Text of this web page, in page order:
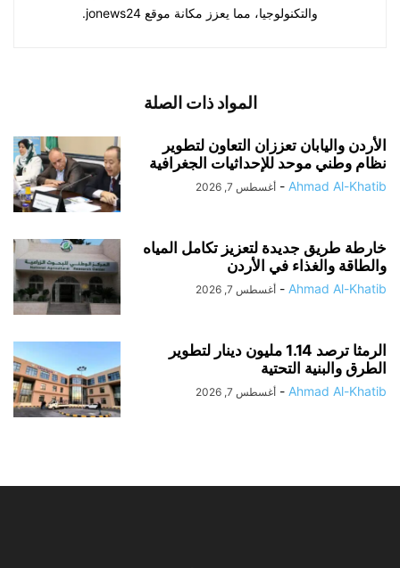
والتكنولوجيا، مما يعزز مكانة موقع jonews24.
المواد ذات الصلة
الأردن واليابان تعززان التعاون لتطوير
نظام وطني موحد للإحداثيات الجغرافية
Ahmad Al-Khatib
- أغسطس 7, 2026
خارطة طريق جديدة لتعزيز تكامل المياه
والطاقة والغذاء في الأردن
Ahmad Al-Khatib
- أغسطس 7, 2026
الرمثا ترصد 1.14 مليون دينار لتطوير
الطرق والبنية التحتية
Ahmad Al-Khatib
- أغسطس 7, 2026